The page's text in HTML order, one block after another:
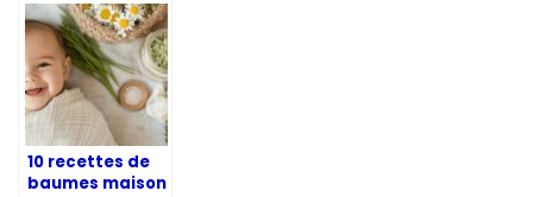
HelloBaby pour
la surveillance
de la chambre
de bébé ?
10 recettes de
baumes maison